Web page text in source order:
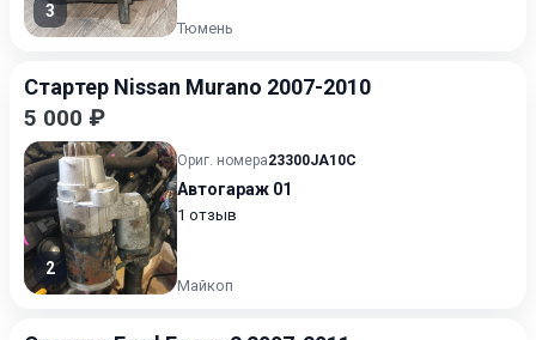
3
Тюмень
Стартер Nissan Murano 2007-2010
5 000 ₽
2
Ориг. номера23300JA10C
Автогараж 01
1 отзыв
Майкоп